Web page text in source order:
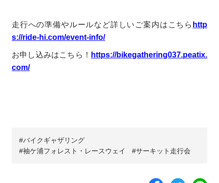
走行への準備やルールなど詳しいご案内はこちら http
s://ride-hi.com/event-info/
お申し込みはこちら！ https://bikegathering037.peatix.
com/
バイクギャザリング
袖ケ浦フォレスト・レースウェイ
サーキット走行会